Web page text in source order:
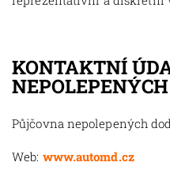
KONTAKTNÍ
Půjčovna nepolepených
Web: www.automd.cz